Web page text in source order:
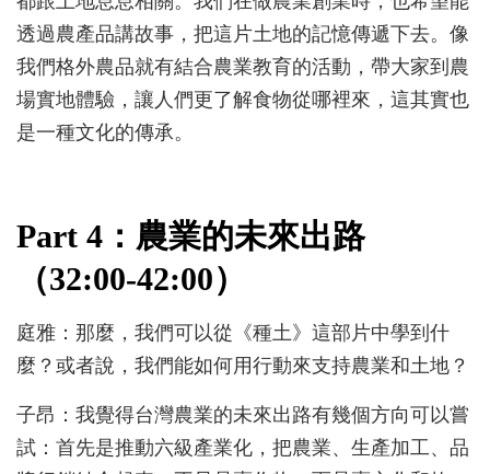
透過農產品講故事，把這片土地的記憶傳遞下去。像
我們格外農品就有結合農業教育的活動，帶大家到農
場實地體驗，讓人們更了解食物從哪裡來，這其實也
是一種文化的傳承。
Part 4：農業的未來出路
（32:00-42:00）
庭雅：那麼，我們可以從《種土》這部片中學到什
麼？或者說，我們能如何用行動來支持農業和土地？
子昂：我覺得台灣農業的未來出路有幾個方向可以嘗
試：首先是推動六級產業化，把農業、生產加工、品